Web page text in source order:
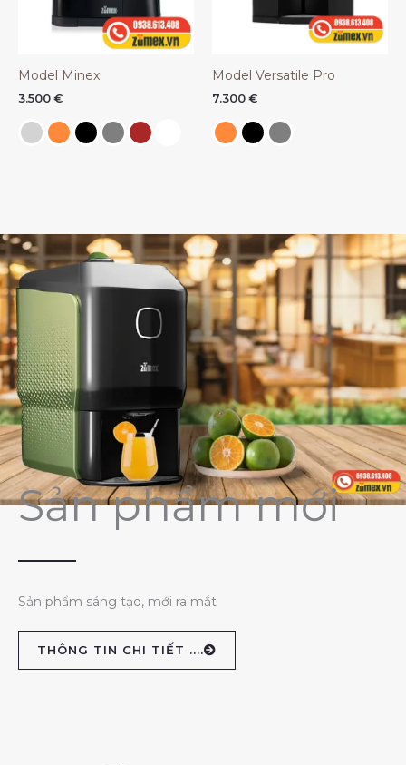
Model Minex
3.500 €
Model Versatile Pro
7.300 €
Sản phẩm mới
Sản phẩm sáng tạo, mới ra mắt
THÔNG TIN CHI TIẾT ....